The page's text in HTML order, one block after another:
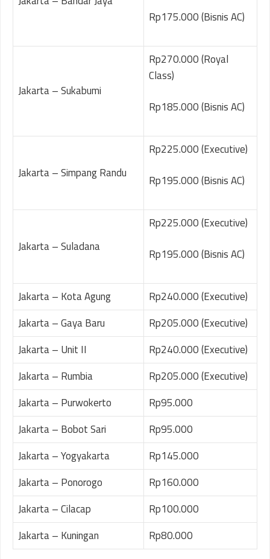
Rp175.000 (Bisnis AC)
Jakarta – Sukabumi
Rp270.000 (Royal
Class)
Rp185.000 (Bisnis AC)
Jakarta – Simpang Randu
Rp225.000 (Executive)
Rp195.000 (Bisnis AC)
Jakarta – Suladana
Rp225.000 (Executive)
Rp195.000 (Bisnis AC)
Jakarta – Kota Agung
Rp240.000 (Executive)
Jakarta – Gaya Baru
Rp205.000 (Executive)
Jakarta – Unit II
Rp240.000 (Executive)
Jakarta – Rumbia
Rp205.000 (Executive)
Jakarta – Purwokerto
Rp95.000
Jakarta – Bobot Sari
Rp95.000
Jakarta – Yogyakarta
Rp145.000
Jakarta – Ponorogo
Rp160.000
Jakarta – Cilacap
Rp100.000
Jakarta – Kuningan
Rp80.000